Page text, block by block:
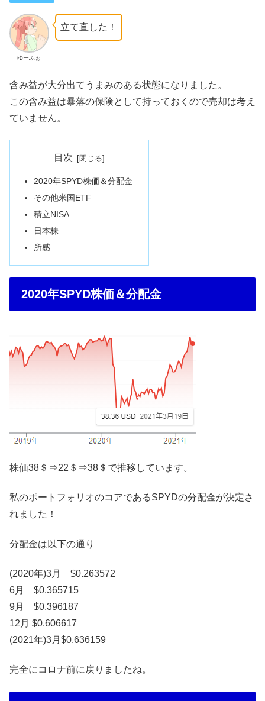
ゆーふぉ
立て直した！
含み益が大分出てうまみのある状態になりました。
この含み益は暴落の保険として持っておくので売却は考え
ていません。
目次
2020年SPYD株価＆分配金
その他米国ETF
積立NISA
日本株
所感
2020年SPYD株価＆分配金
株価38＄⇒22＄⇒38＄で推移しています。
私のポートフォリオのコアであるSPYDの分配金が決定さ
れました！
分配金は以下の通り
(2020年)3月 $0.263572
6月 $0.365715
9月 $0.396187
12月 $0.606617
(2021年)3月$0.636159
完全にコロナ前に戻りましたね。